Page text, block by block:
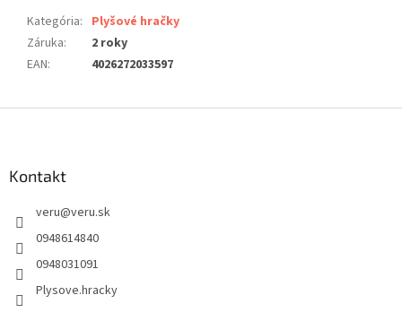
Kategória: Plyšové hračky
Záruka:
2 roky
EAN: 4026272033597
Kontakt
veru@veru.sk
0948614840
0948031091
Plysove.hracky